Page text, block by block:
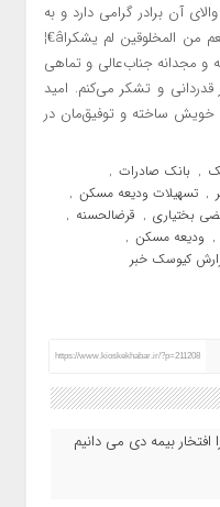
آن برادر گرامی دارد و به
مصداق حدیث شریف «من لم یشکر المنعم من المخلوقین لم یشکراâ€¦
و مجدانه جناب‌عالی و تماهی
و تشکر می‌کنم. امید
ساخته و توفیق‌مان در
, بانک صادرات ,
, تسهیلات ودیعه مسکن ,
بختیاری , قرضالحسنه ,
, ودیعه مسکن ,
کیوسک خبر
https://www.kioskekhabar.ir/?p=211208
بیمه دی می دانیم